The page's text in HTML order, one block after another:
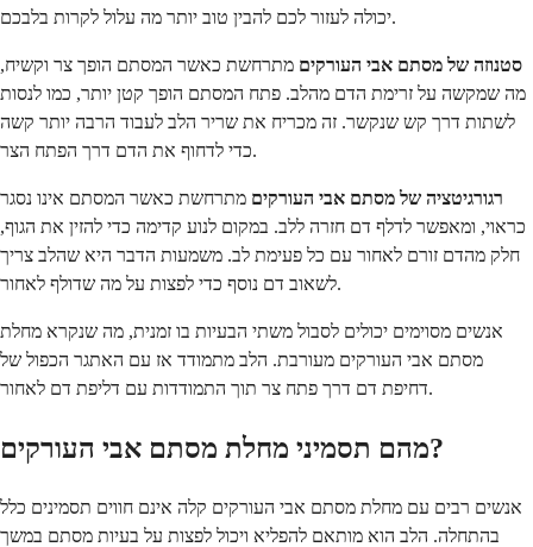
יכולה לעזור לכם להבין טוב יותר מה עלול לקרות בלבכם.
סטנוזה של מסתם אבי העורקים מתרחשת כאשר המסתם הופך צר וקשיח,
מה שמקשה על זרימת הדם מהלב. פתח המסתם הופך קטן יותר, כמו לנסות
לשתות דרך קש שנקשר. זה מכריח את שריר הלב לעבוד הרבה יותר קשה
כדי לדחוף את הדם דרך הפתח הצר.
רגורגיטציה של מסתם אבי העורקים מתרחשת כאשר המסתם אינו נסגר
כראוי, ומאפשר לדלף דם חזרה ללב. במקום לנוע קדימה כדי להזין את הגוף,
חלק מהדם זורם לאחור עם כל פעימת לב. משמעות הדבר היא שהלב צריך
לשאוב דם נוסף כדי לפצות על מה שדולף לאחור.
אנשים מסוימים יכולים לסבול משתי הבעיות בו זמנית, מה שנקרא מחלת
מסתם אבי העורקים מעורבת. הלב מתמודד אז עם האתגר הכפול של
דחיפת דם דרך פתח צר תוך התמודדות עם דליפת דם לאחור.
מהם תסמיני מחלת מסתם אבי העורקים?
אנשים רבים עם מחלת מסתם אבי העורקים קלה אינם חווים תסמינים כלל
בהתחלה. הלב הוא מותאם להפליא ויכול לפצות על בעיות מסתם במשך